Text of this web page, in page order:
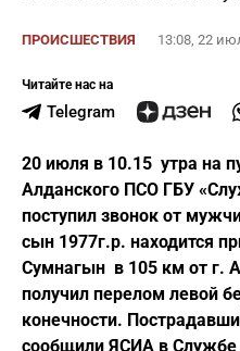
ПРОИСШЕСТВИЯ 13:08, 22
Читайте нас на
Telegram
20 июля в 10.15 утра на
Алданского ПСО ГБУ
поступил звонок от
сын 1977г.р. находится
Сумнагын в 105 км от г.
получил перелом левой
конечности.
сообщили ЯСИА в Службе